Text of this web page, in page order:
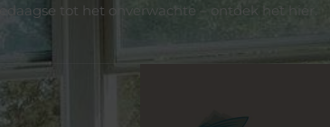
tot het onverwachte – ontdek het hier.